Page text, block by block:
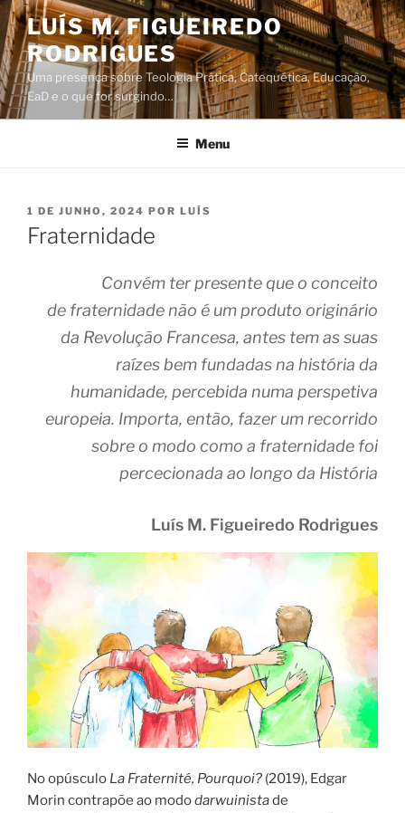
Saltar
para
o
conteúdo
LUÍS M. FIGUEIREDO
RODRIGUES
Uma presença sobre Teologia Prática, Catequética, Educação,
EaD e o que for surgindo…
Menu
PUBLICADO
EM
1 DE JUNHO, 2024 POR LUÍS
Fraternidade
Convém ter presente que o conceito
de fraternidadenão é um produto originário
da Revolução Francesa, antes tem as suas
raízes bem fundadas na história da
humanidade, percebida numa perspetiva
europeia. Importa, então, fazer um recorrido
sobre o modo como a fraternidade foi
percecionada ao longo da História
Luís M. Figueiredo Rodrigues
No opúsculo La Fraternité, Pourquoi? (2019), Edgar
Morin contrapõe ao mododarwuinistade